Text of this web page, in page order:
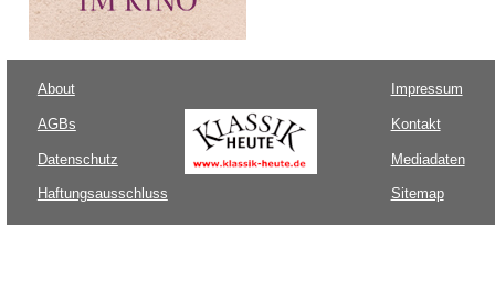
About
AGBs
Datenschutz
Haftungsausschluss
Impressum
Kontakt
Mediadaten
Sitemap